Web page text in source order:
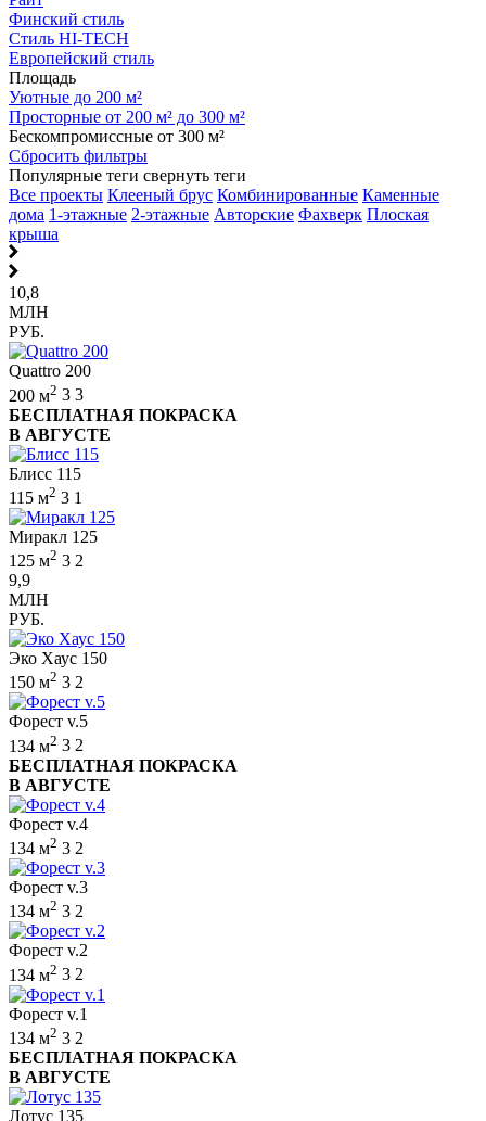
Финский стиль
Стиль HI-TECH
Европейский стиль
Площадь
Уютные до 200 м²
Просторные от 200 м² до 300 м²
Бескомпромиссные от 300 м²
Сбросить фильтры
Популярные теги свернуть теги
Все проекты Клееный брус Комбинированные Каменные
дома 1-этажные 2-этажные Авторские Фахверк Плоская
крыша
10,8
МЛН
РУБ.
Quattro 200
200 м2 3 3
БЕСПЛАТНАЯ ПОКРАСКА
В АВГУСТЕ
Блисс 115
115 м2 3 1
Миракл 125
125 м2 3 2
9,9
МЛН
РУБ.
Эко Хаус 150
150 м2 3 2
Форест v.5
134 м2 3 2
БЕСПЛАТНАЯ ПОКРАСКА
В АВГУСТЕ
Форест v.4
134 м2 3 2
Форест v.3
134 м2 3 2
Форест v.2
134 м2 3 2
Форест v.1
134 м2 3 2
БЕСПЛАТНАЯ ПОКРАСКА
В АВГУСТЕ
Лотус 135